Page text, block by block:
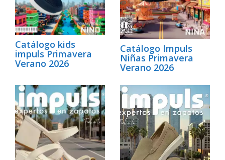
Catálogo kids
impuls Primavera
Verano 2026
Catálogo Impuls
Niñas Primavera
Verano 2026